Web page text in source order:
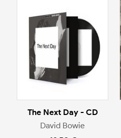
The Next Day - CD
David Bowie